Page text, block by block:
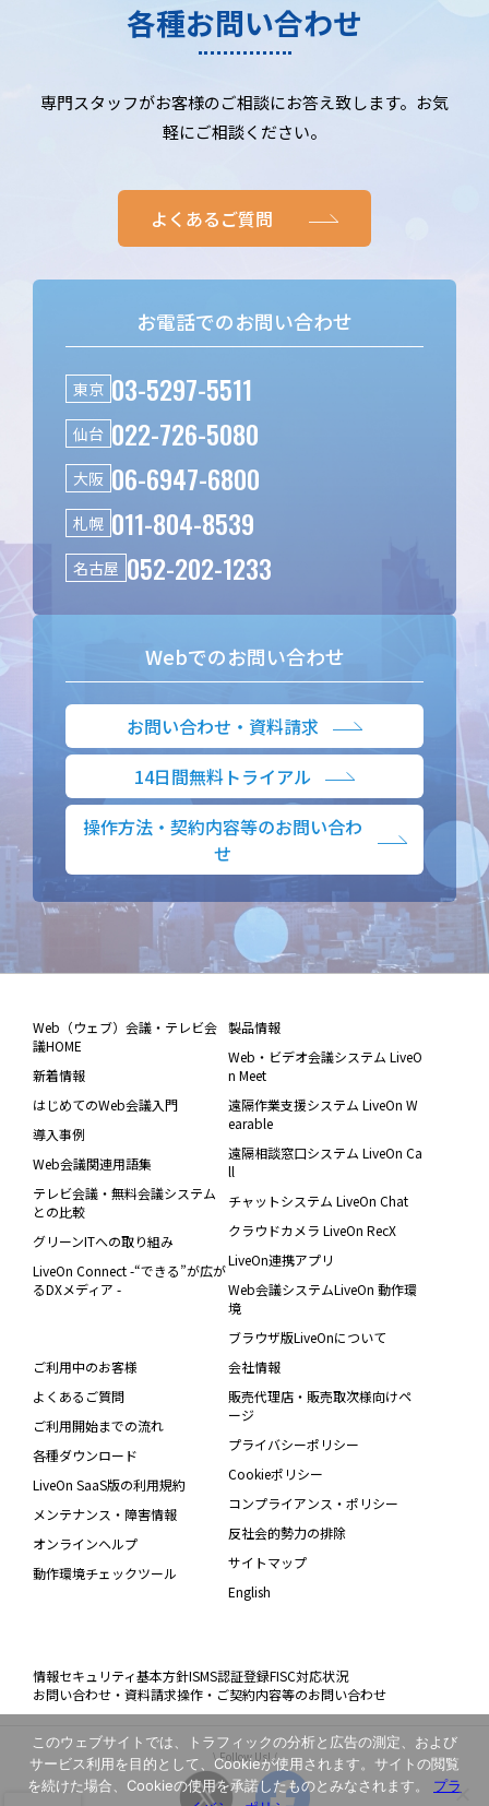
各種お問い合わせ
専門スタッフがお客様のご相談にお答え致します。お気
軽にご相談ください。
よくあるご質問
お電話でのお問い合わせ
東京 03-5297-5511
仙台 022-726-5080
大阪 06-6947-6800
札幌 011-804-8539
名古屋 052-202-1233
Webでのお問い合わせ
お問い合わせ・資料請求
14日間無料トライアル
操作方法・契約内容等のお問い合わ
せ
Web（ウェブ）会議・テレビ会
議HOME
新着情報
はじめてのWeb会議入門
導入事例
Web会議関連用語集
テレビ会議・無料会議システム
との比較
グリーンITへの取り組み
LiveOn Connect -“できる”が広が
るDXメディア -
製品情報
Web・ビデオ会議システム LiveO
n Meet
遠隔作業支援システム LiveOn W
earable
遠隔相談窓口システム LiveOn Ca
ll
チャットシステム LiveOn Chat
クラウドカメラ LiveOn RecX
LiveOn連携アプリ
Web会議システムLiveOn 動作環
境
ブラウザ版LiveOnについて
ご利用中のお客様
よくあるご質問
ご利用開始までの流れ
各種ダウンロード
LiveOn SaaS版の利用規約
メンテナンス・障害情報
オンラインヘルプ
動作環境チェックツール
会社情報
販売代理店・販売取次様向けペ
ージ
プライバシーポリシー
Cookieポリシー
コンプライアンス・ポリシー
反社会的勢力の排除
サイトマップ
English
情報セキュリティ基本方針ISMS認証登録FISC対応状況
お問い合わせ・資料請求操作・ご契約内容等のお問い合わせ
\ Follow Us! /
このウェブサイトでは、トラフィックの分析と広告の測定、および
サービス利用を目的として、Cookieが使用されます。サイトの閲覧
を続けた場合、Cookieの使用を承諾したものとみなされます。 プラ